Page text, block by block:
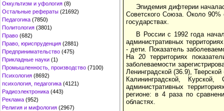
Оккультизм и уфология (8)
Остальные рефераты (21692)
Педагогика (7850)
Политология (3801)
Право (682)
Право, юриспруденция (2881)
Предпринимательство (475)
Прикладные науки (1)
Промышленность, производство (7100)
Психология (8692)
психология, педагогика (4121)
Радиоэлектроника (443)
Реклама (952)
Религия и мифология (2967)
Эпидемия дифтерии
Советского Союза. Около 90%
государствах.
В России с 1992 года
административных
- дети. Показатель
На 20 территориях
заболеваемости
Ленинградской (36.9),
Калининградской,
административных
регионе: в 4 раза по
областях.